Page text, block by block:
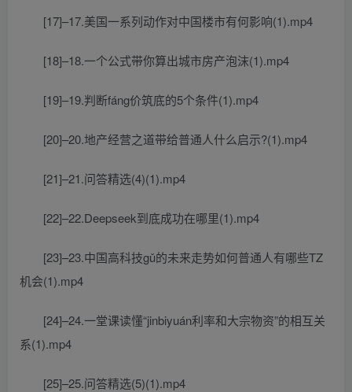
[17]–17.美国一系列动作对中国楼市有何影响(1).mp4
[18]–18.一个公式带你算出城市房产泡沫(1).mp4
[19]–19.判断fáng价筑底的5个条件(1).mp4
[20]–20.地产经营之道带给普通人什么启示?(1).mp4
[21]–21.问答精选(4)(1).mp4
[22]–22.Deepseek到底成功在哪里(1).mp4
[23]–23.中国高科技gǔ的未来走势如何普通人有哪些TZ
机会(1).mp4
[24]–24.一堂课读懂“jinbiyuán利率和大宗物资”的相互关
系(1).mp4
[25]–25.问答精选(5)(1).mp4